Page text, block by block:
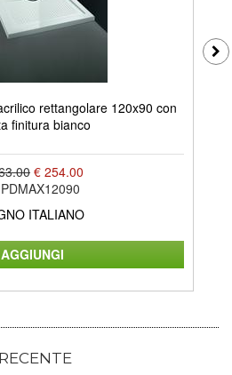
rettangolare 120x90 con
finitura bianco
€ 254.00
ITALIANO